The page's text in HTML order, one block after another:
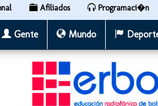
Afiliados Programaci�n
Gente Mundo